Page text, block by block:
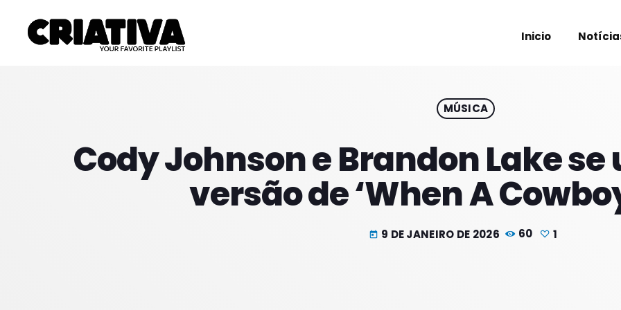
Inicio
MÚSICA
Cody Johnson e Brandon Lake
versão de ‘When A
today 9 DE JANEIRO DE 2026 60 1